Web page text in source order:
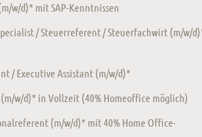
w/d)* mit SAP-Kenntnissen
/ Steuerreferent / Steuerfachwirt (m/w/
/ Executive Assistant (m/w/d)*
(m/w/d)* in Vollzeit (40% Homeoffice möglich)
(m/w/d)* mit 40% Home Office-